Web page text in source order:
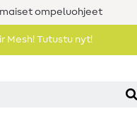
ompeluohjeet
Mesh! Tutustu nyt!